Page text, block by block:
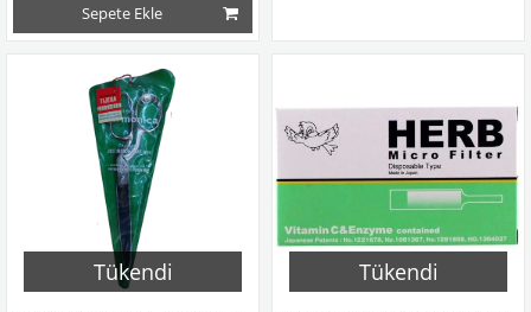
Sepete Ekle
Tükendi Tükendi